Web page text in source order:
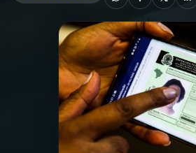
PROGRAMAÇÃO
PROGRAMAS
PODCASTS